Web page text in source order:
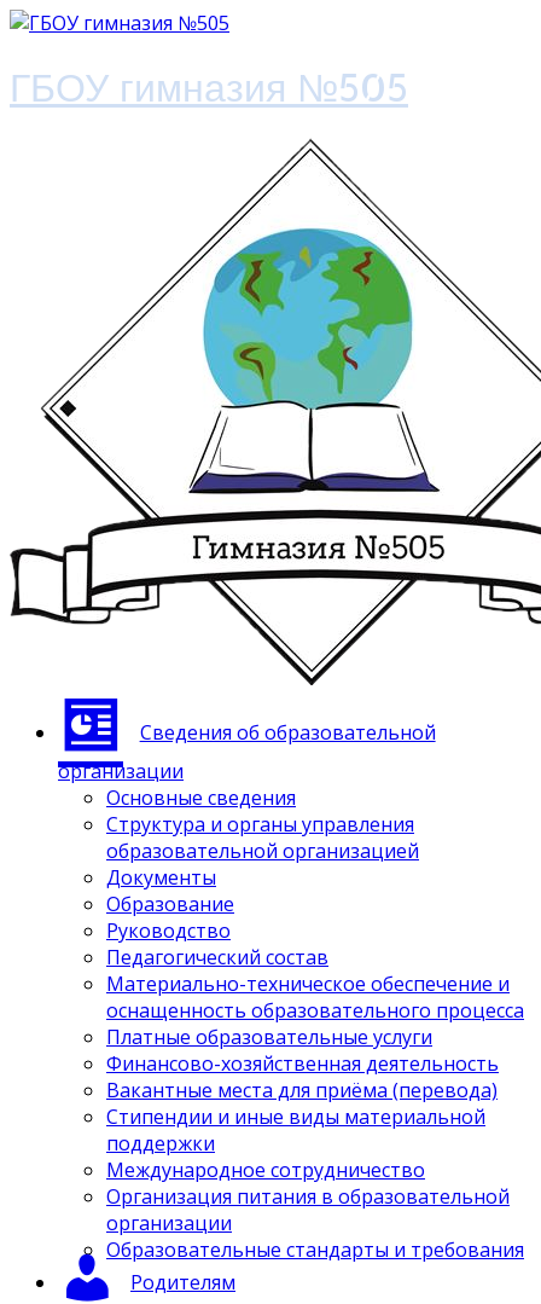
ГБОУ гимназия №505
Сведения об образовательной
организации
Основные сведения
Структура и органы управления
образовательной организацией
Документы
Образование
Руководство
Педагогический состав
Материально-техническое обеспечение и
оснащенность образовательного процесса
Платные образовательные услуги
Финансово-хозяйственная деятельность
Вакантные места для приёма (перевода)
Стипендии и иные виды материальной
поддержки
Международное сотрудничество
Организация питания в образовательной
организации
Образовательные стандарты и требования
Родителям